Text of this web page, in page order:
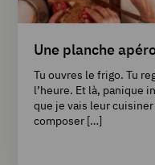
Une planche
Tu ouvres le frigo. Tu
l’heure. Et là, panique
que je vais leur
composer […]